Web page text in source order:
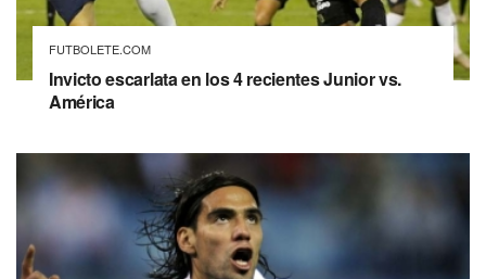
FUTBOLETE.COM
Invicto escarlata en los 4 recientes Junior vs.
América